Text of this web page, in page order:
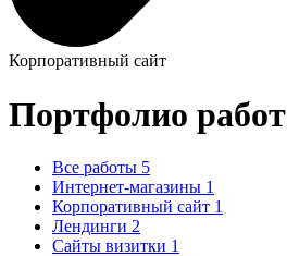
Корпоративный сайт
Портфолио работ
Все работы 5
Интернет-магазины 1
Корпоративный сайт 1
Лендинги 2
Сайты визитки 1